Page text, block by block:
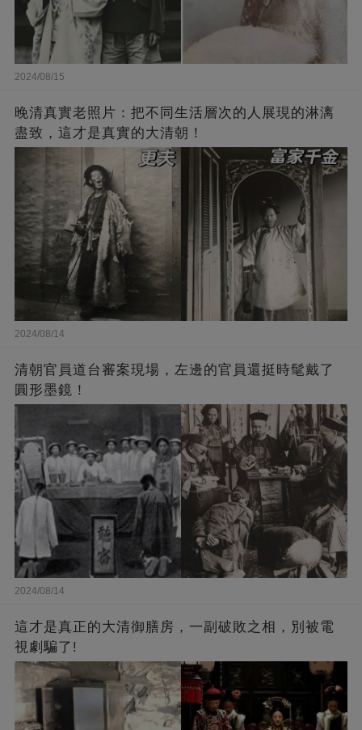
2024/08/15
晚清真實老照片：把不同生活層次的人展現的淋漓
盡致，這才是真實的大清朝！
2024/08/14
清朝官員道台審案現場，左邊的官員還挺時髦戴了
圓形墨鏡！
2024/08/14
這才是真正的大清御膳房，一副破敗之相，別被電
視劇騙了!